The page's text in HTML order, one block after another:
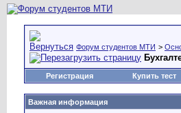
Форум студентов МТИ >
Регистрация Купить тест
Важная информация